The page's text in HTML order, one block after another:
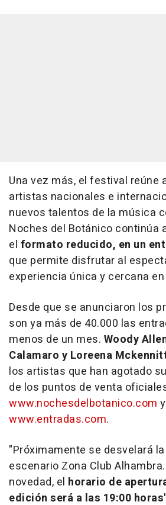
Una vez más, el festival reúne
artistas nacionales e
nuevos talentos de la música
Noches del Botánico continúa
el formato reducido, en un
que permite disfrutar al
experiencia única y cercana
Desde que se anunciaron los
son ya más de 40.000 las
menos de un mes. Woody
Calamaro y Loreena
los artistas que han agotado
de los puntos de venta
www.nochesdelbotanico.com y
www.entradas.com.
"Próximamente se desvelará
escenario Zona Club
novedad, el horario de
edición será a las 19:00